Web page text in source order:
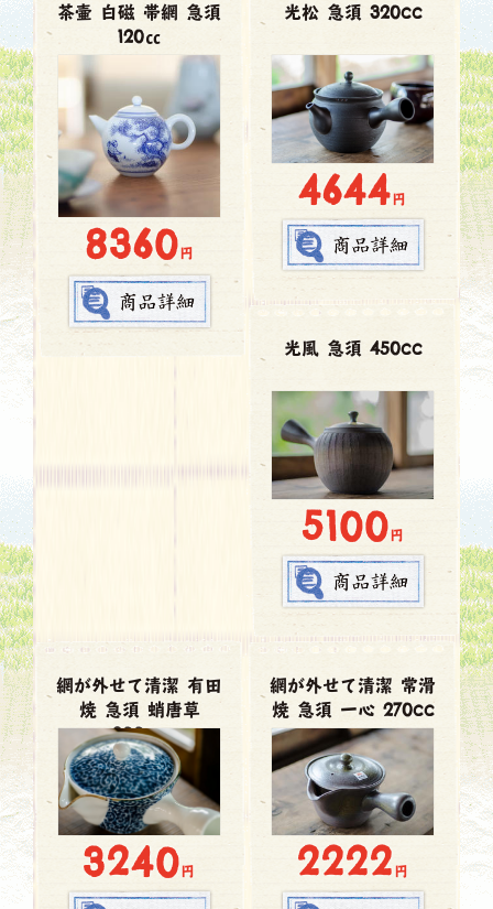
茶壷 白磁 帯網 急須
120㏄
8360円
光松 急須 320cc
4644円
光風 急須 450cc
5100円
網が外せて清潔 有田
焼 急須 蛸唐草
300cc
3240円
網が外せて清潔 常滑
焼 急須 一心 270cc
2222円